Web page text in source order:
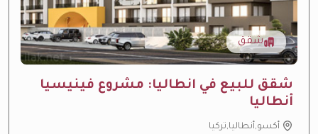
شقق
شقق للبيع في انطاليا: مشروع فينيسيا
أنطاليا
أكسو,أنطاليا,تركيا